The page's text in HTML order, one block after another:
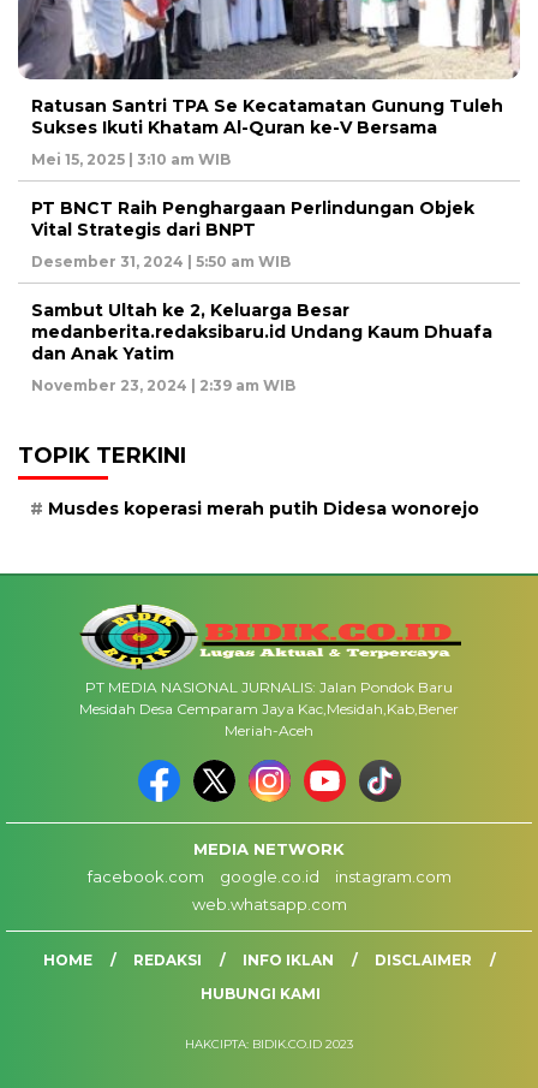
Ratusan Santri TPA Se Kecatamatan Gunung Tuleh
Sukses Ikuti Khatam Al-Quran ke-V Bersama
Mei 15, 2025 | 3:10 am WIB
PT BNCT Raih Penghargaan Perlindungan Objek
Vital Strategis dari BNPT
Desember 31, 2024 | 5:50 am WIB
Sambut Ultah ke 2, Keluarga Besar
medanberita.redaksibaru.id Undang Kaum Dhuafa
dan Anak Yatim
November 23, 2024 | 2:39 am WIB
TOPIK TERKINI
Musdes koperasi merah putih Didesa wonorejo
PT MEDIA NASIONAL JURNALIS: Jalan Pondok Baru
Mesidah Desa Cemparam Jaya Kac,Mesidah,Kab,Bener
Meriah-Aceh
MEDIA NETWORK
facebook.com
google.co.id
instagram.com
web.whatsapp.com
HOME REDAKSI INFO IKLAN
DISCLAIMER
HUBUNGI KAMI
HAKCIPTA: BIDIK.CO.ID 2023